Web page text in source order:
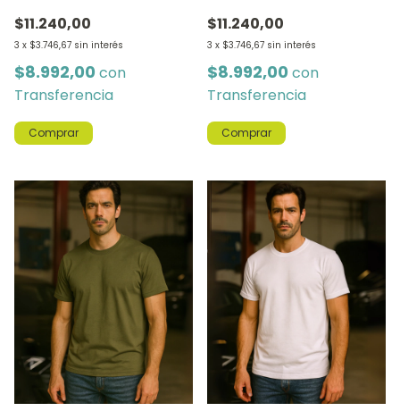
$11.240,00
3 x $3.746,67 sin interés
$8.992,00 con
Transferencia
Comprar
$11.240,00
3 x $3.746,67 sin interés
$8.992,00 con
Transferencia
Comprar